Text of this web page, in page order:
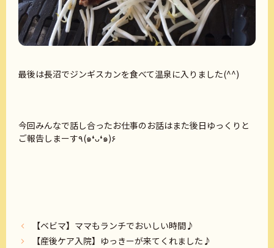
最後は長沼でジンギスカンを食べて温泉に入りました(^^)
今回みんなで話し合ったお仕事のお話はまた後日ゆっくりと
ご報告しまーす٩(๑❛ᴗ❛๑)۶
【ベビマ】ママもランチでおいしい時間♪
【産後ケア入院】ゆっきーが来てくれました♪